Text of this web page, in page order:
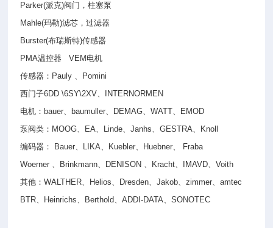
Parker(派克)阀门，柱塞泵
Mahle(玛勒)滤芯，过滤器
Burster(布瑞斯特)传感器
PMA温控器 VEM 电机
传感器： Pauly 、
Pomini
西门子6DD \6SY\2XV、
INTERNORMEN
电机： bauer、 baumuller、 DEMAG、WATT、
EMOD
泵阀类： MOOG、 EA、 Linde、Janhs、GESTRA、
Knoll
编码器：
Bauer、 LIKA、 Kuebler、 Huebner、
Fraba
Woerner 、 Brinkmann、 DENISON 、 Kracht、 IMAVD、Voith
其他：WALTHER、 Helios、 Dresden、Jakob、zimmer、amtec
BTR、 Heinrichs、 Berthold、ADDI-DATA、SONOTEC